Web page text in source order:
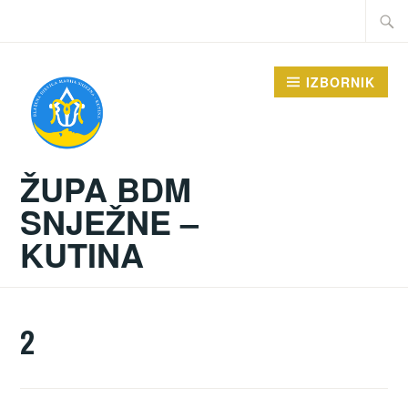
Traži:
ŽUPA BDM
SNJEŽNE –
KUTINA
IZBORNIK
2